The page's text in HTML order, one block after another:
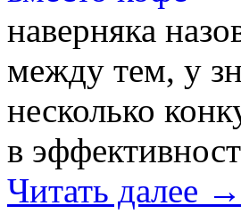
наверняка
между тем, у
несколько
в
Читать далее →